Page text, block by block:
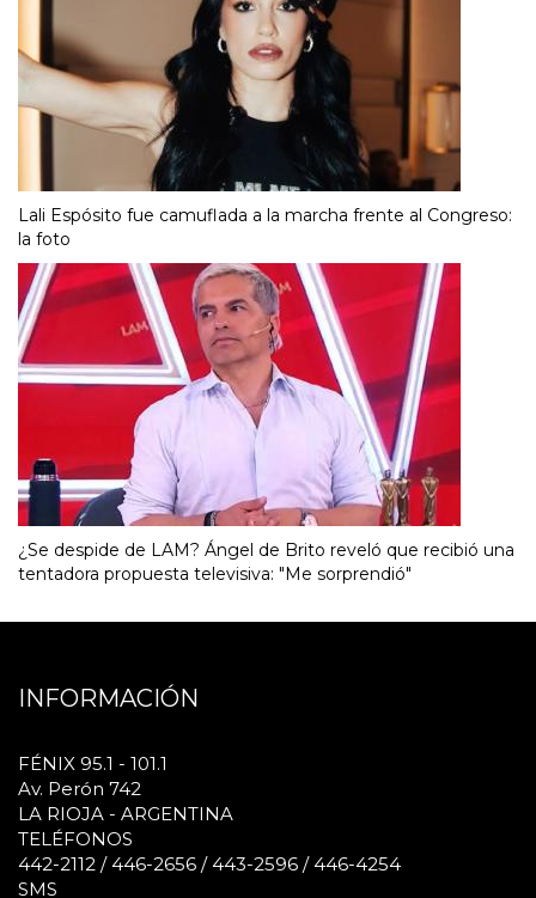
Lali Espósito fue camuflada a la marcha frente al Congreso:
la foto
¿Se despide de LAM? Ángel de Brito reveló que recibió una
tentadora propuesta televisiva: "Me sorprendió"
INFORMACIÓN
FÉNIX 95.1 - 101.1
Av. Perón 742
LA RIOJA - ARGENTINA
TELÉFONOS
442-2112 / 446-2656 / 443-2596 / 446-4254
SMS